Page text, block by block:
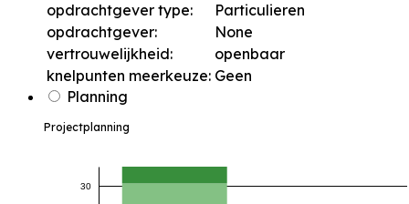
opdrachtgever type:
Particulieren
opdrachtgever:
None
vertrouwelijkheid:
openbaar
knelpunten meerkeuze: Geen
Planning
Projectplanning
30